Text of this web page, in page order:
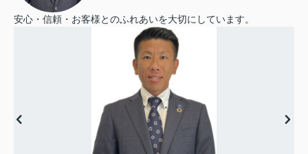
安心・信頼・お客様とのふれあいを大切にしています。